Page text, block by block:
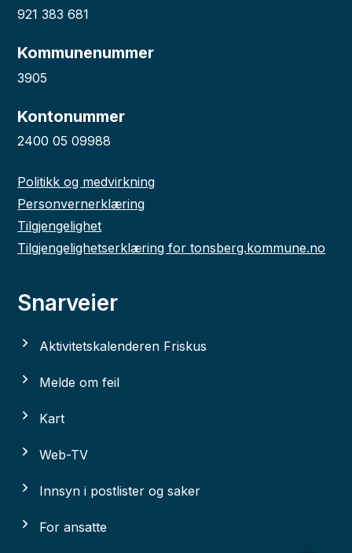
921 383 681
Kommunenummer
3905
Kontonummer
2400 05 09988
Politikk og medvirkning
Personvernerklæring
Tilgjengelighet
Tilgjengelighetserklæring for tonsberg.kommune.no
Snarveier
Aktivitetskalenderen Friskus
Melde om feil
Kart
Web-TV
Innsyn i postlister og saker
For ansatte